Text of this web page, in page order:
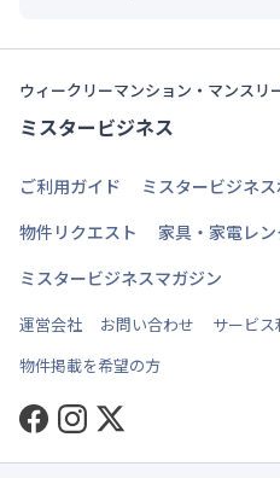
ウィークリーマンション・マンスリ
ミスタービジネス
ご利用ガイド
ミスタービジネ
物件リクエスト
家具・家電レ
ミスタービジネスマガジン
運営会社 お問い合わせ サービ
物件掲載を希望の方
Facebook
Instagram
Twitter